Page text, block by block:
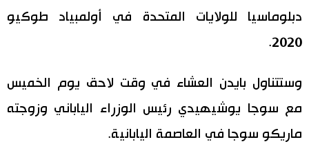
اقتصاد
لايف ستايل
المطبخ الياباني
دبلوماسيا للولايات المتحدة في أولمبياد طوكيو
2020.
وستتناول بايدن العشاء في وقت لاحق يوم الخميس
مع سوجا يوشيهيدي رئيس الوزراء الياباني وزوجته
ماريكو سوجا في العاصمة اليابانية.